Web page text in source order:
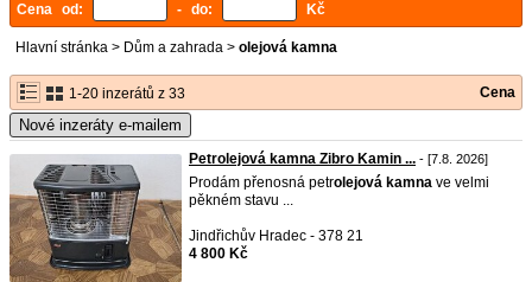
Cena od:
- do: Kč
Hlavní stránka > Dům a zahrada > olejová kamna
1-20 inzerátů z 33 Cena
Nové inzeráty e-mailem
Petrolejová kamna Zibro Kamin ... - [7.8. 2026]
Prodám přenosná petrolejová kamna ve velmi
pěkném stavu ...
Jindřichův Hradec - 378 21
4 800 Kč